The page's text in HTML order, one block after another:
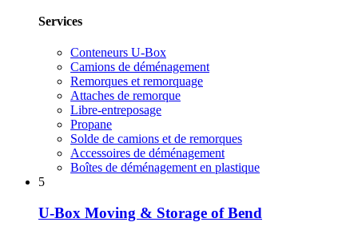
Services
Conteneurs U-Box
Camions de déménagement
Remorques et remorquage
Attaches de remorque
Libre-entreposage
Propane
Solde de camions et de remorques
Accessoires de déménagement
Boîtes de déménagement en plastique
5
U-Box Moving & Storage of Bend